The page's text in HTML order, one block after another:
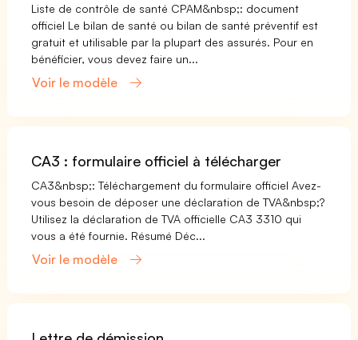
Liste de contrôle de santé CPAM&nbsp;: document
officiel Le bilan de santé ou bilan de santé préventif est
gratuit et utilisable par la plupart des assurés. Pour en
bénéficier, vous devez faire un...
Voir le modèle
CA3 : formulaire officiel à télécharger
CA3&nbsp;: Téléchargement du formulaire officiel Avez-
vous besoin de déposer une déclaration de TVA&nbsp;?
Utilisez la déclaration de TVA officielle CA3 3310 qui
vous a été fournie. Résumé Déc...
Voir le modèle